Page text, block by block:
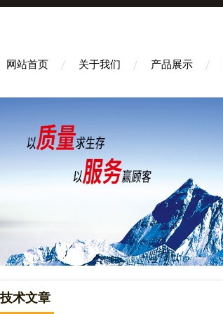
网站首页 关于我们 产品展示
技术文章